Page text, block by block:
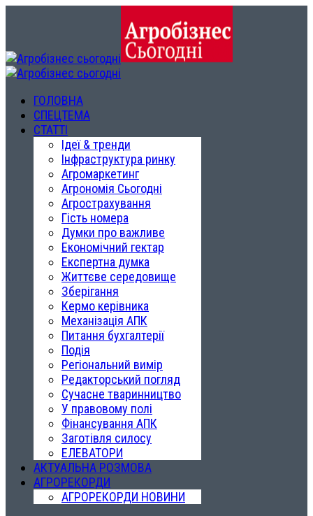
ГОЛОВНА
СПЕЦТЕМА
СТАТТІ
Ідеї & тренди
Інфраструктура ринку
Агромаркетинг
Агрономія Сьогодні
Агрострахування
Гість номера
Думки про важливе
Економічний гектар
Експертна думка
Життєве середовище
Зберігання
Кермо керівника
Механізація АПК
Питання бухгалтерії
Подія
Регіональний вимір
Редакторський погляд
Сучасне тваринництво
У правовому полі
Фінансування АПК
Заготівля силосу
ЕЛЕВАТОРИ
АКТУАЛЬНА РОЗМОВА
АГРОРЕКОРДИ
АГРОРЕКОРДИ НОВИНИ